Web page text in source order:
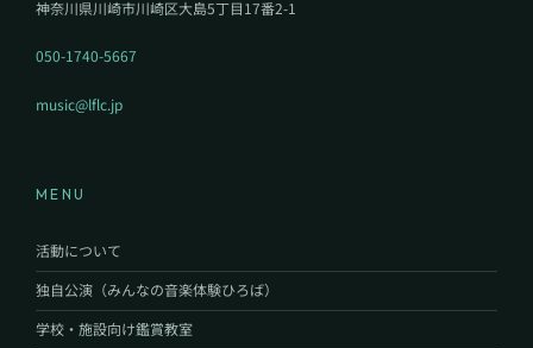
神奈川県川崎市川崎区大島5丁目17番2-1
050-1740-5667
music@lflc.jp
MENU
活動について
独自公演（みんなの音楽体験ひろば）
学校・施設向け鑑賞教室